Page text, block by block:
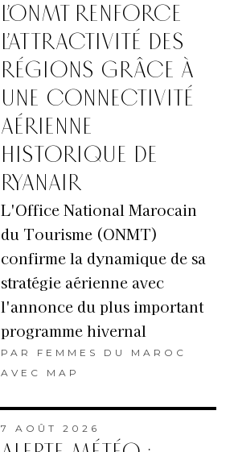
L’ONMT RENFORCE
L’ATTRACTIVITÉ DES
RÉGIONS GRÂCE À
UNE CONNECTIVITÉ
AÉRIENNE
HISTORIQUE DE
RYANAIR
L'Office National Marocain
du Tourisme (ONMT)
confirme la dynamique de sa
stratégie aérienne avec
l'annonce du plus important
programme hivernal
PAR FEMMES DU MAROC
AVEC MAP
7 AOÛT 2026